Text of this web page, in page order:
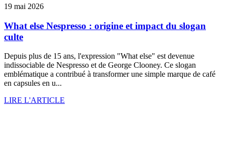
19 mai 2026
What else Nespresso : origine et impact du slogan
culte
Depuis plus de 15 ans, l'expression "What else" est devenue
indissociable de Nespresso et de George Clooney. Ce slogan
emblématique a contribué à transformer une simple marque de café
en capsules en u...
LIRE L'ARTICLE